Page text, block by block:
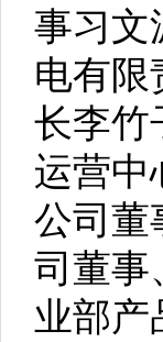
事习文
电有限
长李竹
运营中
公司董
司董事
业部产